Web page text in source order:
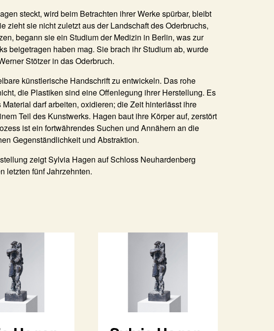
steckt, wird beim Betrachten ihrer Werke spürbar, bleibt
zieht sie nicht zuletzt aus der Landschaft des Oderbruchs,
begann sie ein Studium der Medizin in Berlin, was zur
beigetragen haben mag. Sie brach ihr Studium ab, wurde
Stötzer in das Oderbruch.
künstlerische Handschrift zu entwickeln. Das rohe
die Plastiken sind eine Offenlegung ihrer Herstellung. Es
darf arbeiten, oxidieren; die Zeit hinterlässt ihre
Teil des Kunstwerks. Hagen baut ihre Körper auf, zerstört
ist ein fortwährendes Suchen und Annähern an die
Gegenständlichkeit und Abstraktion.
zeigt Sylvia Hagen auf Schloss Neuhardenberg
letzten fünf Jahrzehnten.